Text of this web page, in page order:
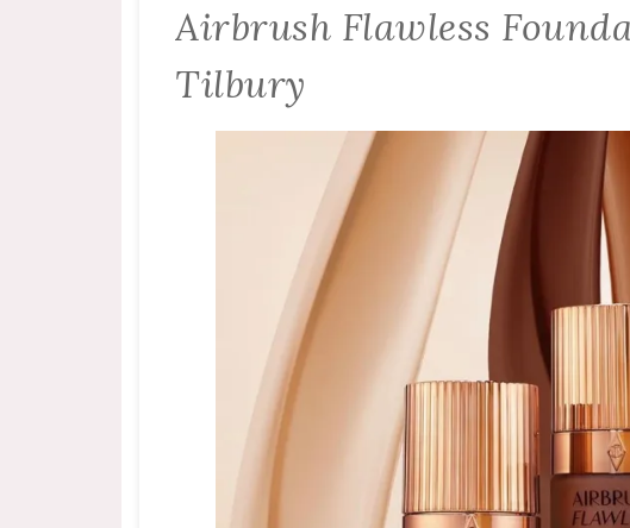
Airbrush Flawless
Tilbury